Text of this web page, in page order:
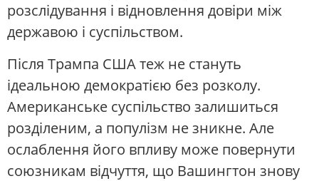
розслідування і відновлення довіри між
державою і суспільством.
Після Трампа США теж не стануть
ідеальною демократією без розколу.
Американське суспільство залишиться
розділеним, а популізм не зникне. Але
ослаблення його впливу може повернути
союзникам відчуття, що Вашингтон знову